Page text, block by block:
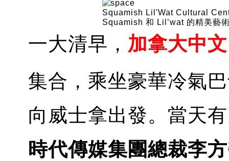
Squamish Lil'Wat Cultural
Squamish 和 Lil’wat 的精美藝
一大清早， 加拿大中
集合，乘坐豪華冷氣
向威士拿出發。當天
時代傳媒集團總裁李方